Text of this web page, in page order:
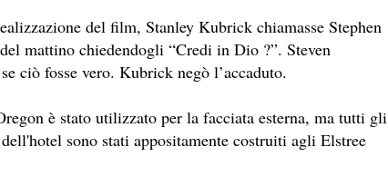
del film, Stanley Kubrick chiamasse Stephen
mattino chiedendogli “Credi in Dio ?”. Steven
ciò fosse vero. Kubrick negò l’accaduto.
è stato utilizzato per la facciata esterna, ma tutti gli
sono stati appositamente costruiti agli Elstree